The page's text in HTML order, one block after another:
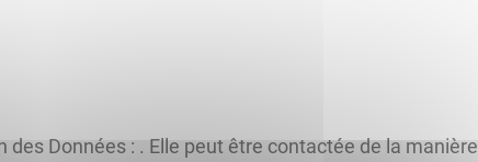
des Données : . Elle peut être contactée de la manière